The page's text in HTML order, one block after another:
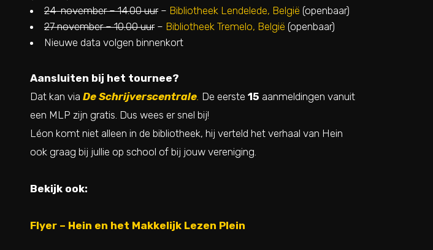
24 november – 14.00 uur– Bibliotheek Lendelede, België (openbaar)
27 november – 10.00 uur– Bibliotheek Tremelo, België (openbaar)
Nieuwe data volgen binnenkort
Aansluiten bij het tournee?
Dat kan via De Schrijverscentrale. De eerste 15 aanmeldingen vanuit
een MLP zijn gratis. Dus wees er snel bij!
Léon komt niet alleen in de bibliotheek, hij verteld het verhaal van Hein
ook graag bij jullie op school of bij jouw vereniging.
Bekijk ook:
Flyer – Hein en het Makkelijk Lezen Plein